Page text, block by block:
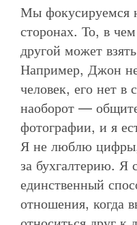
Мы фокусируемся
сторонах. То, в
другой может
Например, Джон
человек, его нет в
наоборот —
фотографии, и я
Я не люблю
за бухгалтерию. Я
единственный
отношения, когда